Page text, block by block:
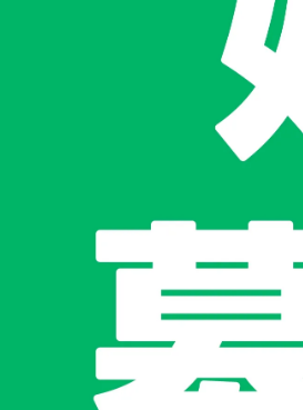
鬆自如，戶外活動、衝浪、露營
，選用不鏽鋼材質，耐用且美觀。
射雕刻工藝，細節精緻，外觀時尚大方
吊掛衣物，還可以掛瀝水籃，增加了
工細作，品質有保障，讓您用得放心